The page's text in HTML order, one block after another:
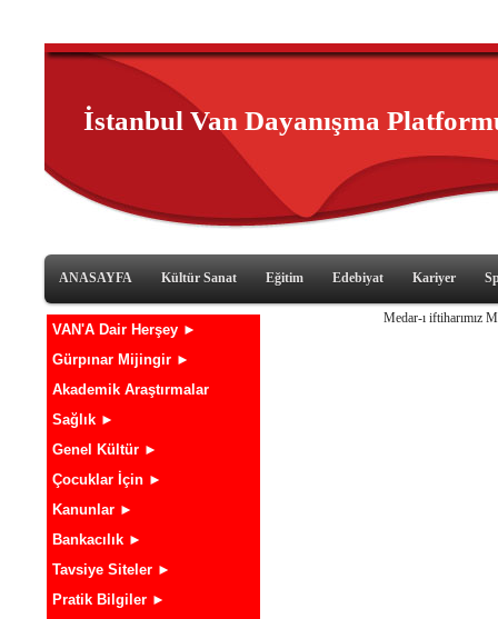
İstanbul Van Dayanışma
ANASAYFA Kültür Sanat Eğitim Edebiyat Kariyer
VAN'A Dair Herşey ►
Gürpınar Mijingir ►
Akademik Araştırmalar
Sağlık ►
Genel Kültür ►
Çocuklar İçin ►
Kanunlar ►
Bankacılık ►
Tavsiye Siteler ►
Pratik Bilgiler ►
Medar-ı iftiharımız